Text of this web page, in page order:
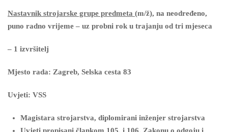
Nastavnik strojarske grupe predmeta (m/ž), na neodređeno,
puno radno vrijeme – uz probni rok u trajanju od tri mjeseca
– 1 izvršitelj
Mjesto rada: Zagreb, Selska cesta 83
Uvjeti: VSS
Magistara strojarstva, diplomirani inženjer strojarstva